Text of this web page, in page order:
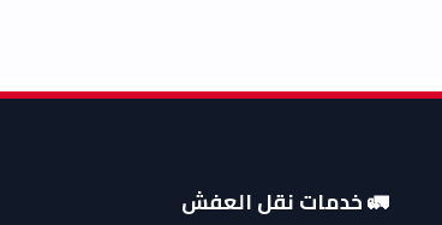
🚛 خدمات نقل العفش